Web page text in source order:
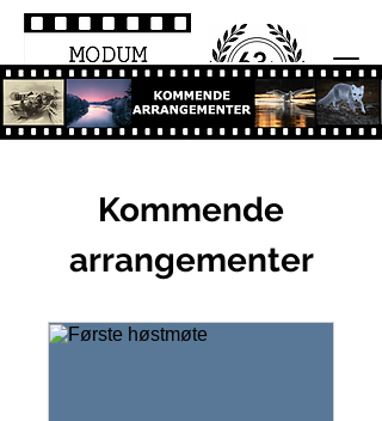
Kommende
arrangementer